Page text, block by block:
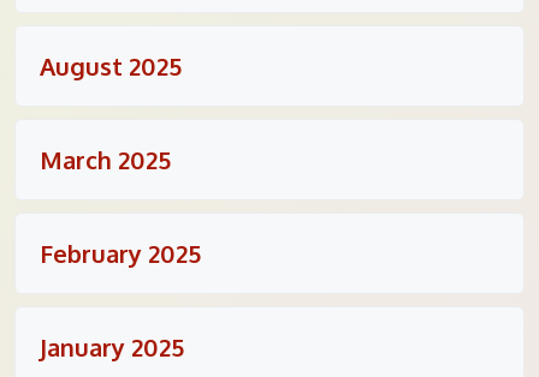
August 2025
March 2025
February 2025
January 2025